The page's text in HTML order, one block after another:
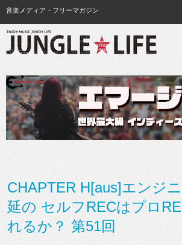
音楽メディア・フリーマガジン
CHAPTER H[aus]エンジ
延の セルフRECはプロ
れるか？ 第51回